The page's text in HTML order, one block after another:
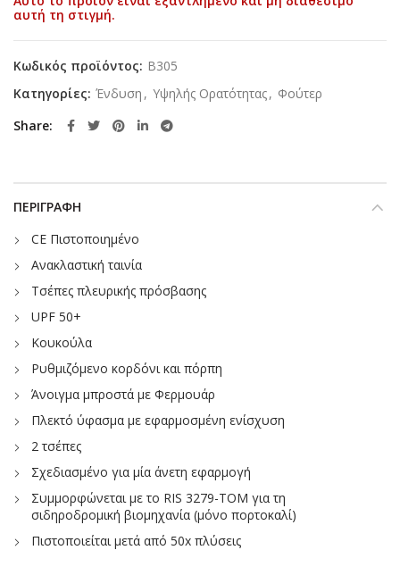
αυτή τη στιγμή.
Κωδικός προϊόντος: B305
Κατηγορίες: Ένδυση , Υψηλής Ορατότητας, Φούτερ
Share
ΠΕΡΙΓΡΑΦΉ
CE Πιστοποιημένο
Ανακλαστική ταινία
Τσέπες πλευρικής πρόσβασης
UPF 50+
Κουκούλα
Ρυθμιζόμενο κορδόνι και πόρπη
Άνοιγμα μπροστά με Φερμουάρ
Πλεκτό ύφασμα με εφαρμοσμένη ενίσχυση
2 τσέπες
Σχεδιασμένο για μία άνετη εφαρμογή
Συμμορφώνεται με το RIS 3279-TOM για τη
σιδηροδρομική βιομηχανία (μόνο πορτοκαλί)
Πιστοποιείται μετά από 50x πλύσεις